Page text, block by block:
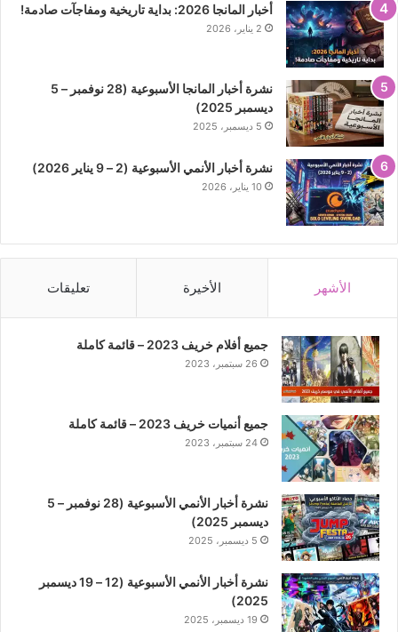
أخبار المانجا 2026: بداية تاريخية ومفاجآت صادمة!
2 يناير، 2026
نشرة أخبار المانجا الأسبوعية (28 نوفمبر – 5
ديسمبر 2025)
5 ديسمبر، 2025
نشرة أخبار الأنمي الأسبوعية (2 – 9 يناير 2026)
10 يناير، 2026
الأشهر الأخيرة تعليقات
جميع أفلام خريف 2023 – قائمة كاملة
26 سبتمبر، 2023
جميع أنميات خريف 2023 – قائمة كاملة
24 سبتمبر، 2023
نشرة أخبار الأنمي الأسبوعية (28 نوفمبر – 5
ديسمبر 2025)
5 ديسمبر، 2025
نشرة أخبار الأنمي الأسبوعية (12 – 19 ديسمبر
2025)
19 ديسمبر، 2025